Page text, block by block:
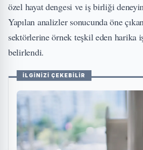
özel hayat dengesi ve iş birliği
Yapılan analizler sonucunda öne
sektörlerine örnek teşkil eden harika
belirlendi.
İLGİNİZİ ÇEKEBİLİR